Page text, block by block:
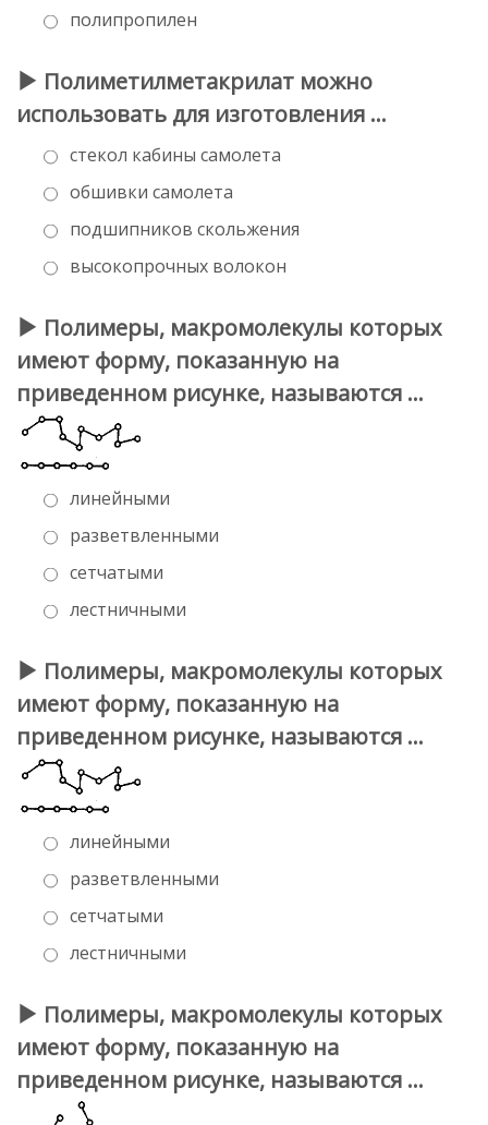
полипропилен
Полиметилметакрилат можно
использовать для изготовления …
стекол кабины самолета
обшивки самолета
подшипников скольжения
высокопрочных волокон
Полимеры, макромолекулы которых
имеют форму, показанную на
приведенном рисунке, называются …
линейными
разветвленными
сетчатыми
лестничными
Полимеры, макромолекулы которых
имеют форму, показанную на
приведенном рисунке, называются …
линейными
разветвленными
сетчатыми
лестничными
Полимеры, макромолекулы которых
имеют форму, показанную на
приведенном рисунке, называются …